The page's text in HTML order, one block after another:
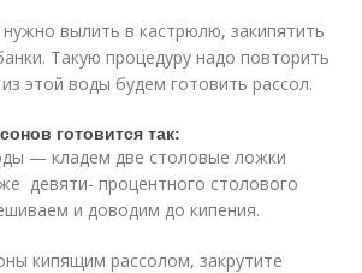
вылить в кастрюлю, закипятить
Такую процедуру надо повторить
этой воды будем готовить рассол.
готовится так:
— кладем две столовые ложки
девяти- процентного столового
и доводим до кипения.
кипящим рассолом, закрутите